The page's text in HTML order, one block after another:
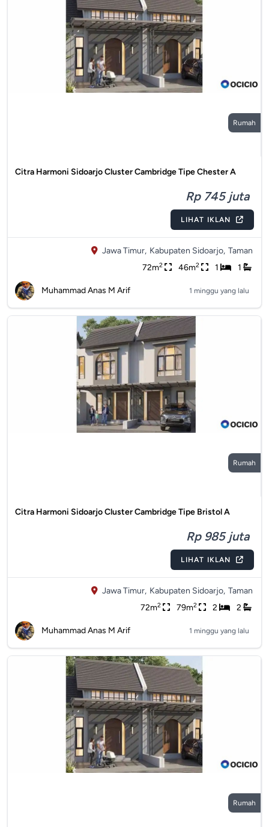
Rumah
Citra Harmoni Sidoarjo Cluster Cambridge Tipe Chester A
Rp 745 juta
LIHAT IKLAN
Jawa Timur, Kabupaten Sidoarjo, Taman
72m2 46m2 1 1
Muhammad Anas M Arif 1 minggu yang lalu
Rumah
Citra Harmoni Sidoarjo Cluster Cambridge Tipe Bristol A
Rp 985 juta
LIHAT IKLAN
Jawa Timur, Kabupaten Sidoarjo, Taman
72m2 79m2 2 2
Muhammad Anas M Arif 1 minggu yang lalu
Rumah